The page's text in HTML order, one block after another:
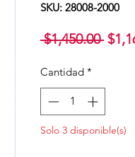
SKU: 28008-2000
$1,450.00
Cantidad *
Solo 3 disponible(s)